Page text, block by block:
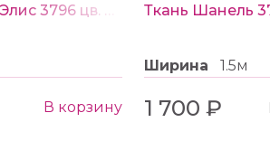
Ткань Шанель Элис 3796 цв. черно-белый
В корзину
Ширина 1.5м
1 700 ₽